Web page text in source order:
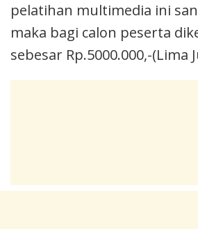
pelatihan multimedia ini
maka bagi calon peserta
sebesar Rp.5000.000,-(Lima